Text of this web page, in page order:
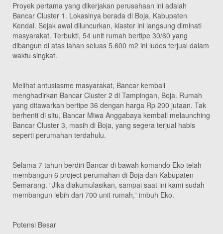
Proyek pertama yang dikerjakan perusahaan ini adalah
Bancar Cluster 1. Lokasinya berada di Boja, Kabupaten
Kendal. Sejak awal diluncurkan, klaster ini langsung diminati
masyarakat. Terbukti, 54 unit rumah bertipe 30/60 yang
dibangun di atas lahan seluas 5.600 m2 ini ludes terjual dalam
waktu singkat.
Melihat antusiasme masyarakat, Bancar kembali
menghadirkan Bancar Cluster 2 di Tampingan, Boja. Rumah
yang ditawarkan bertipe 36 dengan harga Rp 200 jutaan. Tak
berhenti di situ, Bancar Miwa Anggabaya kembali melaunching
Bancar Cluster 3, masih di Boja, yang segera terjual habis
seperti perumahan terdahulu.
Selama 7 tahun berdiri Bancar di bawah komando Eko telah
membangun 6 project perumahan di Boja dan Kabupaten
Semarang. “Jika diakumulasikan, sampai saat ini kami sudah
membangun lebih dari 700 unit rumah,” imbuh Eko.
Potensi Besar